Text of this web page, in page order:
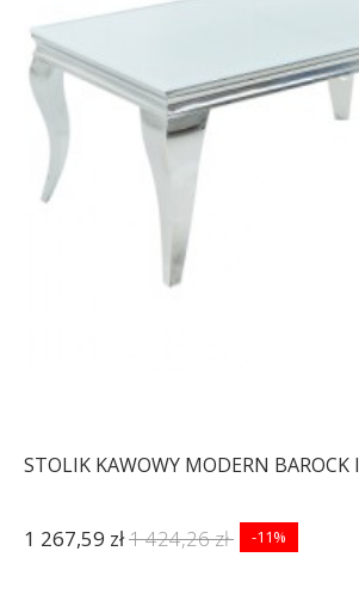
STOLIK KAWOWY MODERN BAROCK I
1 267,59 zł1 424,26 zł -11%